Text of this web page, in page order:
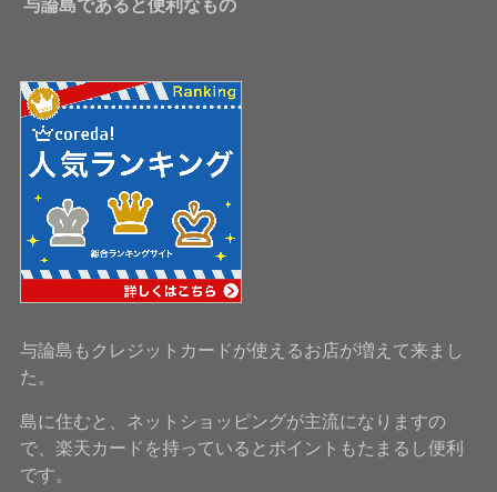
与論島であると便利なもの
与論島もクレジットカードが使えるお店が増えて来まし
た。
島に住むと、ネットショッピングが主流になりますの
で、楽天カードを持っているとポイントもたまるし便利
です。